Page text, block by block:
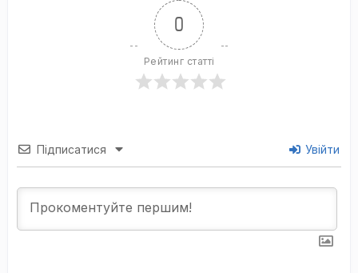
0
Рейтинг статті
Підписатися Увійти